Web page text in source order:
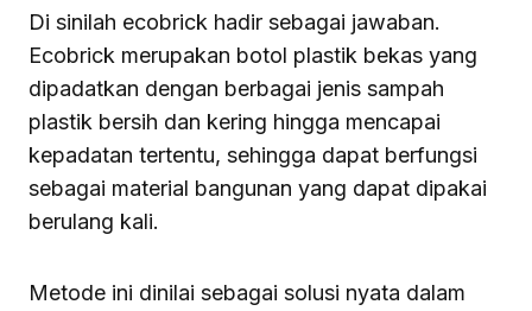
Di sinilah ecobrick hadir sebagai jawaban.
Ecobrick merupakan botol plastik bekas yang
dipadatkan dengan berbagai jenis sampah
plastik bersih dan kering hingga mencapai
kepadatan tertentu, sehingga dapat berfungsi
sebagai material bangunan yang dapat dipakai
berulang kali.
Metode ini dinilai sebagai solusi nyata dalam